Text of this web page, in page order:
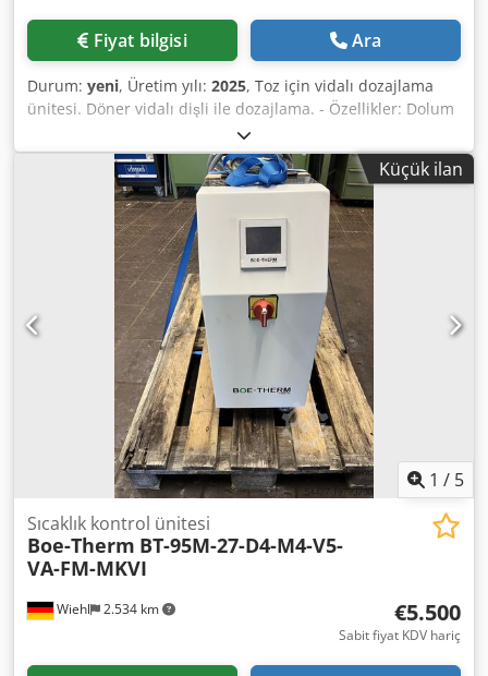
Fiyat bilgisi Ara
Durum: yeni, Üretim yılı: 2025, Toz için vidalı dozajlama
ünitesi. Döner vidalı dişli ile dozajlama. - Özellikler: Dolum
aralığı: 1-200g; Dolum haznesi kapasitesi: 15 litre; Yandan
açılan hazne; Paslanmaz çelik 304 konstrüksiyon; Güç
kaynağı: 220~415V; Güç tüketimi: 1kW. Dodpsv Nnl Uofx
Aideck Lütfen yeni fiyatlarımızın genellikle kullanılmış ürün
fiyatlarından daha düşük olduğunu aklınızda bulundurun.
Paketleme görevinizi bize sorun ve anlatın. - Stoklarımızda
genellikle 30-50 adet yeni makine hemen teslim
edilebilmektedir. Ayrıca, müşteri spesifikasyonlarına göre
üretilen makineler için yaklaşık 3 haftalık çok kısa teslimat
sürelerimiz bulunmaktadır. - Tüm makinelerimiz tam
Küçük ilan
1 / 5
Wiehl 2.534 km
Sıcaklık kontrol ünitesi
Boe-Therm BT-95M-27-D4-M4-V5-
VA-FM-MKVI
€5.500
Sabit fiyat KDV hariç